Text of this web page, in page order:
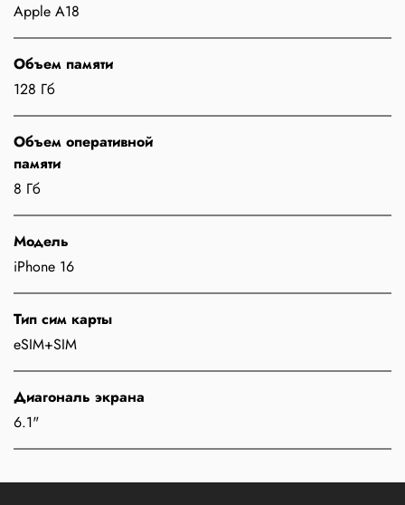
Apple A18
Объем памяти
128 Гб
Объем оперативной
памяти
8 Гб
Модель
iPhone 16
Тип сим карты
eSIM+SIM
Диагональ экрана
6.1"